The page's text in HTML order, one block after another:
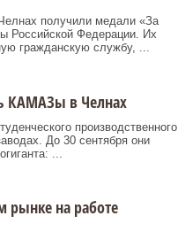
получили медали «За
Российской Федерации. Их
гражданскую службу, ...
КАМАЗы в Челнах
производственного
До 30 сентября они
...
на работе